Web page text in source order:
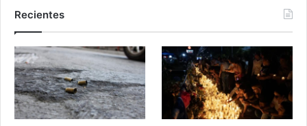
Recientes